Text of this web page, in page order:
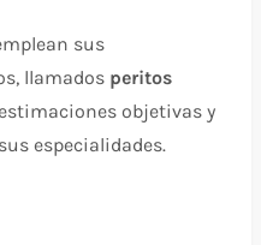
sus
llamados peritos
objetivas y
especialidades.